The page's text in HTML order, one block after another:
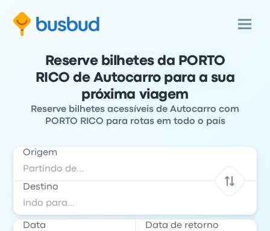
Reserve bilhetes da PORTO
RICO de Autocarro para a sua
próxima viagem
Reserve bilhetes acessíveis de Autocarro com
PORTO RICO para rotas em todo o país
Origem
Destino
Data Data de retorno